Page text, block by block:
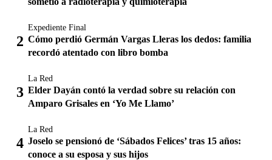
Expediente Final
Cómo perdió Germán Vargas Lleras los dedos: familia
recordó atentado con libro bomba
La Red
Elder Dayán contó la verdad sobre su relación con
Amparo Grisales en ‘Yo Me Llamo’
La Red
Joselo se pensionó de ‘Sábados Felices’ tras 15 años:
conoce a su esposa y sus hijos